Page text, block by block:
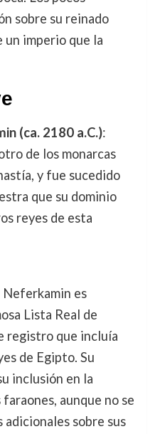
sobre su reinado
un imperio que la
(ca. 2180 a.C.):
de los monarcas
y fue sucedido
que su dominio
reyes de esta
Neferkamin es
Lista Real de
registro que incluía
de Egipto. Su
inclusión en la
aunque no se
sobre sus